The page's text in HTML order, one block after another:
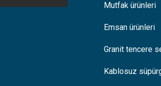
Mutfak ürünleri
Emsan ürünleri
Granit tencere
Kablosuz